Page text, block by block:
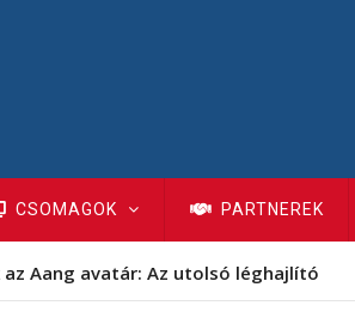
CSOMAGOK PARTNEREK
Aang avatár: Az utolsó léghajlító